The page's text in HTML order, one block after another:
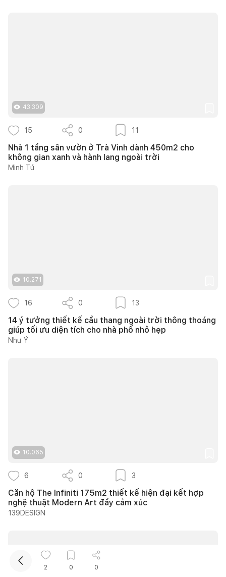
43.309
15 0 11
Nhà 1 tầng sân vườn ở Trà Vinh dành 450m2 cho
không gian xanh và hành lang ngoài trời
Minh Tú
10.271
16 0 13
14 ý tưởng thiết kế cầu thang ngoài trời thông thoáng
giúp tối ưu diện tích cho nhà phố nhỏ hẹp
Như Ý
10.065
6 0 3
Căn hộ The Infiniti 175m2 thiết kế hiện đại kết hợp
nghệ thuật Modern Art đầy cảm xúc
139DESIGN
2 0 0
Mua sắm hoàn thiện nhà